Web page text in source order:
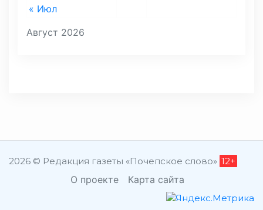
Август 2026
« Июл
2026 © Редакция газеты «Почепское слово» 12+
О проекте Карта сайта